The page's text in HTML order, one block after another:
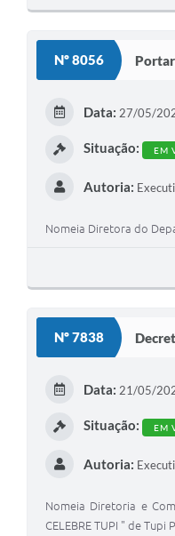
Nº 8056
Data: 27/05/
Situação: EM
Autoria:
Nomeia Diretora do
Nº 7838
Data: 21/05/
Situação: EM
Autoria:
Nomeia Diretoria e
CELEBRE TUPI " de Tupi